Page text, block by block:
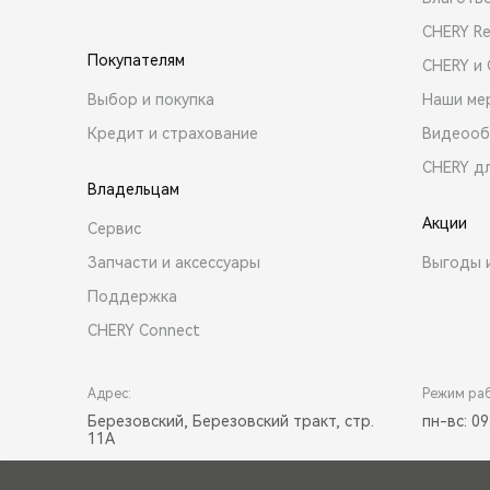
Покупателям
Выбор и покупка
Кредит и страхование
Владельцам
Сервис
Запчасти и аксессуары
Поддержка
CHERY Connect
CHERY
CHERY
Наши
CHERY
Акции
Выгоды
Адрес:
Березовский, Березовский тракт, стр.
11А
Режим
пн-вс: